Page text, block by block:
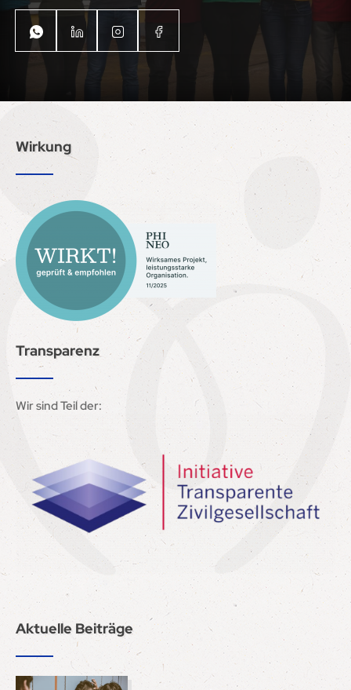
Wirkung
Transparenz
Wir sind Teil der:
Aktuelle Beiträge